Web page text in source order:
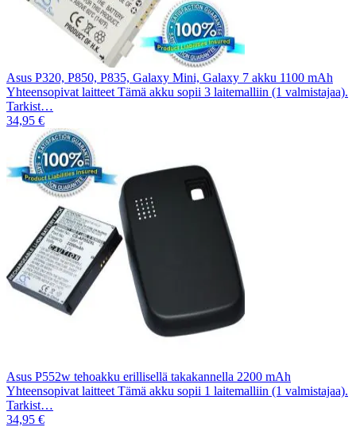
Asus P320, P850, P835, Galaxy Mini, Galaxy 7 akku 1100 mAh
Yhteensopivat laitteet Tämä akku sopii 3 laitemalliin (1 valmistajaa).
Tarkist…
34,95 €
Asus P552w tehoakku erillisellä takakannella 2200 mAh
Yhteensopivat laitteet Tämä akku sopii 1 laitemalliin (1 valmistajaa).
Tarkist…
34,95 €